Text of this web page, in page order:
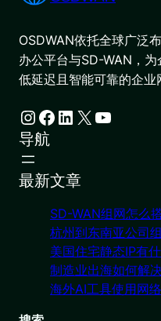
OSDWAN依托全球广泛
办公平台与SD-WAN，
低延迟且智能可靠的企业
Instagram Facebook LinkedIn X YouTube
导航
最新文章
SD-WAN组网怎么
杭州到东南亚公司
美国住宅静态IP有
制造业出海如何解
海外AI工具使用网